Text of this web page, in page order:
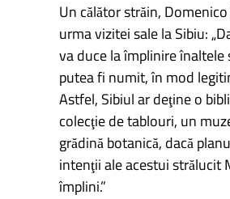
Un călător străin,
urma vizitei sale la Sibiu:
va duce la împlinire înaltele
putea fi numit, în mod
Astfel, Sibiul ar deţine o
colecţie de tablouri, un
grădină botanică, dacă
intenţii ale acestui strălucit
împlini.”